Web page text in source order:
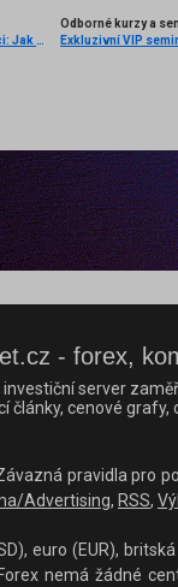
Světový bestseller o tradingu v češtině! Úspěšní obchodníci: Jak běžní lidé porážejí Wall Street v jeho vlastní hře
Odborné kurzy a
Exkluzivní VIP
- forex,
investiční server
články, cenové
pravidla pro
Advertising, RSS,
euro (EUR),
nemá žádné